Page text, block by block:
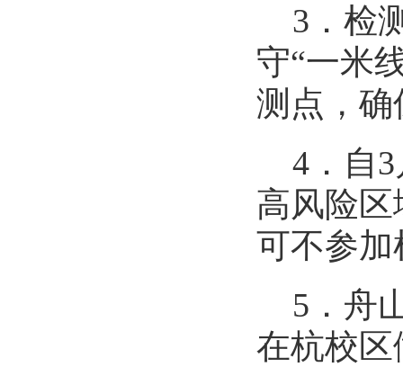
3 ． 检
守“一米
测点，
4 ．自
高风险
可不参加
5 ． 舟
在杭校